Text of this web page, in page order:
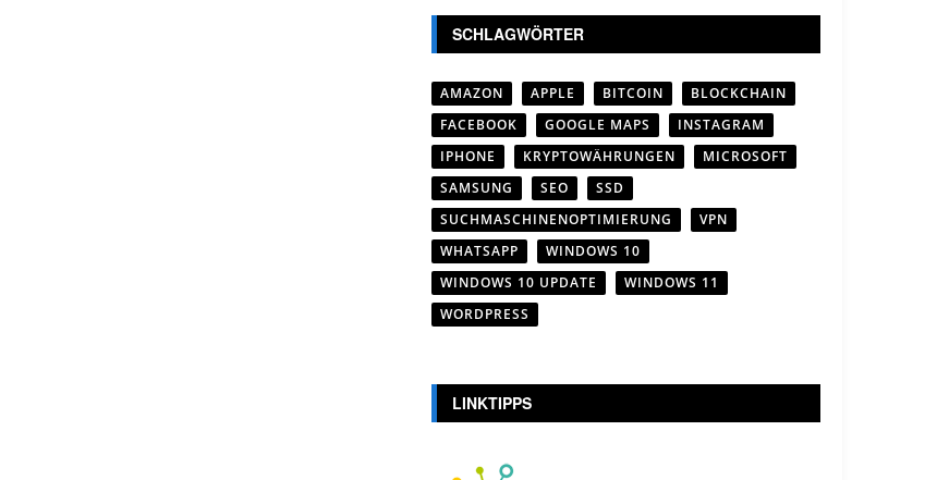
SCHLAGWÖRTER
AMAZON APPLE BITCOIN
BLOCKCHAIN
FACEBOOK
GOOGLE MAPS
INSTAGRAM
IPHONE
KRYPTOWÄHRUNGEN
MICROSOFT
SAMSUNG
SEO
SSD
SUCHMASCHINENOPTIMIERUNG
VPN
WHATSAPP
WINDOWS 10
WINDOWS 10 UPDATE
WINDOWS 11
WORDPRESS
LINKTIPPS